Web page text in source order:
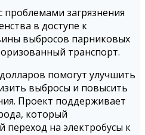
проблемами загрязнения
в доступе к
выбросов парниковых
транспорт.
помогут улучшить
выбросы и повысить
Проект поддерживает
который
переход на электробусы к